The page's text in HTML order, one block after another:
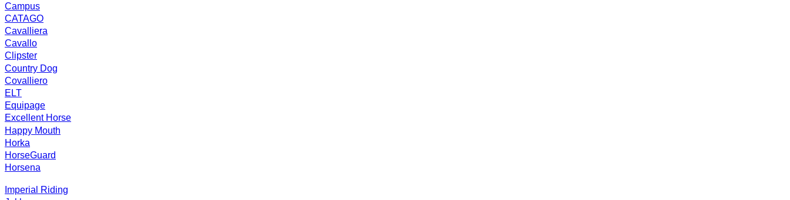
Campus
CATAGO
Cavalliera
Cavallo
Clipster
Country Dog
Covalliero
ELT
Equipage
Excellent Horse
Happy Mouth
Horka
HorseGuard
Horsena
Imperial Riding